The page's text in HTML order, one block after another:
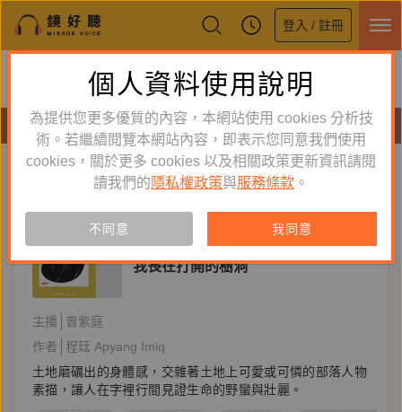
登入 / 註冊
鏡好聽全新APP上線
體驗全面升級，即刻下載
有聲書
台灣文學獎蓓蕾獎 新到舊 舊到新
有聲書
我長在打開的樹洞
主播
曾紫庭
作者
程廷 Apyang Imiq
土地磨礪出的身體感，交雜著土地上可愛或可憐的部落人物
素描，讓人在字裡行間見證生命的野蠻與壯麗。
個人資料使用說明
為提供您更多優質的內容，本網站使用 cookies 分析技
術。若繼續閱覽本網站內容，即表示您同意我們使用
cookies，關於更多 cookies 以及相關政策更新資訊請閱
讀我們的 隱私權政策與服務條款 。
不同意 我同意